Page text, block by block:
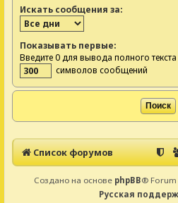
Искать сообщения за:
Показывать первые:
Введите 0 для вывода полного
символов сообщений
Список форумов
Создано на основе phpBB® Forum
Русская